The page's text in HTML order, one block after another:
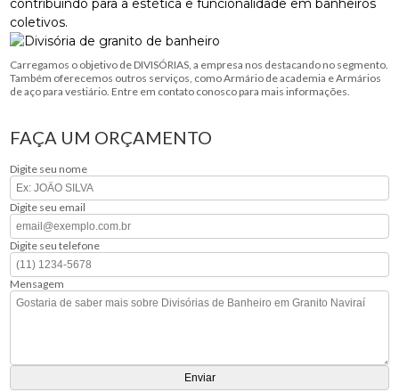
contribuindo para a estética e funcionalidade em banheiros
coletivos.
Carregamos o objetivo de DIVISÓRIAS, a empresa nos destacando no segmento.
Também oferecemos outros serviços, como Armário de academia e Armários
de aço para vestiário. Entre em contato conosco para mais informações.
FAÇA UM ORÇAMENTO
Digite seu nome
Digite seu email
Digite seu telefone
Mensagem